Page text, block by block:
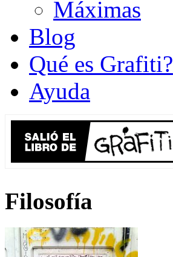
Máximas
Blog
Qué es Grafiti?
Ayuda
Filosofía